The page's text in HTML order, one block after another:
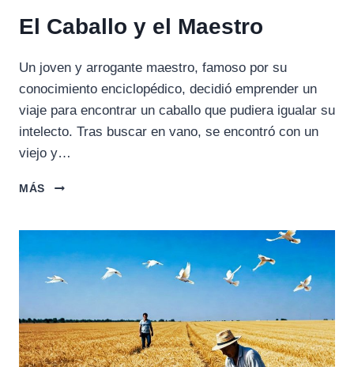
El Caballo y el Maestro
Un joven y arrogante maestro, famoso por su
conocimiento enciclopédico, decidió emprender un
viaje para encontrar un caballo que pudiera igualar su
intelecto. Tras buscar en vano, se encontró con un
viejo y…
MÁS
EL
MAESTRO